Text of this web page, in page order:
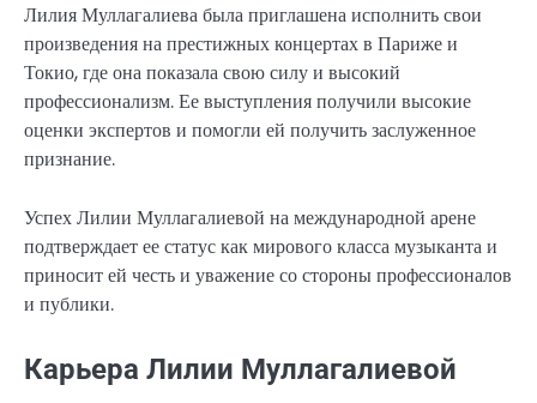
Лилия Муллагалиева была приглашена исполнить свои
произведения на престижных концертах в Париже и
Токио, где она показала свою силу и высокий
профессионализм. Ее выступления получили высокие
оценки экспертов и помогли ей получить заслуженное
признание.
Успех Лилии Муллагалиевой на международной арене
подтверждает ее статус как мирового класса музыканта и
приносит ей честь и уважение со стороны профессионалов
и публики.
Карьера Лилии Муллагалиевой